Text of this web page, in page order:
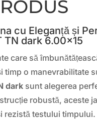
cu Eleganță și
TN dark 6.00×15
care să
timp o manevrabilitate
dark sunt alegerea
robustă, aceste
rezistă testului timpului.